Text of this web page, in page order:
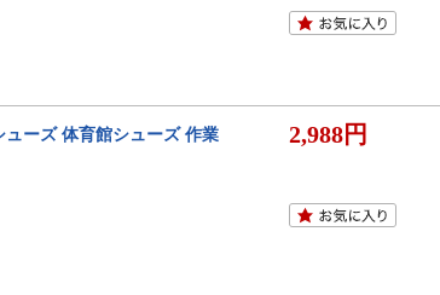
ーズ 体育館シューズ 作業
2,988円